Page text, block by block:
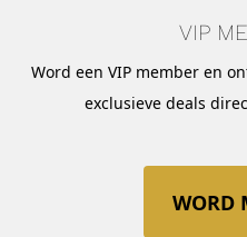
VIP
Word een VIP member en
exclusieve deals
WORD